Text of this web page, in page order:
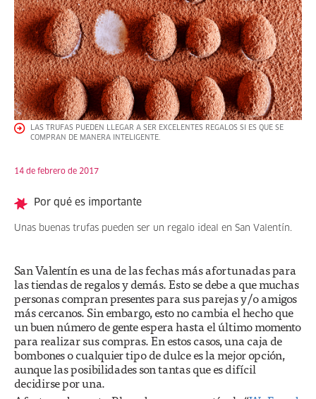
LAS TRUFAS PUEDEN LLEGAR A SER EXCELENTES REGALOS SI ES QUE SE
COMPRAN DE MANERA INTELIGENTE.
14 de febrero de 2017
Por qué es importante
Unas buenas trufas pueden ser un regalo ideal en San Valentín.
San Valentín es una de las fechas más afortunadas para
las tiendas de regalos y demás. Esto se debe a que muchas
personas compran presentes para sus parejas y/o amigos
más cercanos. Sin embargo, esto no cambia el hecho que
un buen número de gente espera hasta el último momento
para realizar sus compras. En estos casos, una caja de
bombones o cualquier tipo de dulce es la mejor opción,
aunque las posibilidades son tantas que es difícil
decidirse por una.